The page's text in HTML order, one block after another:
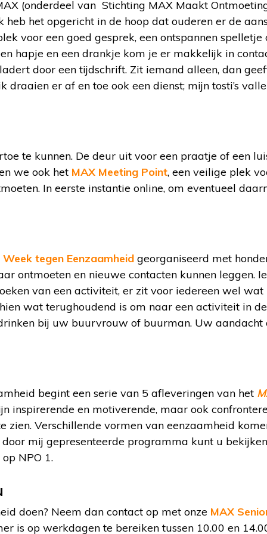
(onderdeel van Stichting MAX Maakt
het opgericht in de hoop dat ouderen er de
voor een goed gesprek, een ontspannen spelletje
hapje en een drankje kom je er makkelijk in
door een tijdschrift. Zit iemand alleen, dan
er af en toe ook een dienst; mijn tosti’s
te kunnen. De deur uit voor een praatje of een
we ook het MAX Meeting Point, een veilige plek
In eerste instantie online, om eventueel
Week tegen Eenzaamheid georganiseerd met
ontmoeten en nieuwe contacten kunnen leggen.
van een activiteit, er zit voor iedereen wel wat
wat terughoudend is om naar een activiteit in
bij uw buurvrouw of buurman. Uw aandacht
begint een serie van 5 afleveringen van het
inspirerende en motiverende, maar ook
zien. Verschillende vormen van eenzaamheid
mij gepresenteerde programma kunt u
NPO 1.
doen? Neem dan contact op met onze MAX
is op werkdagen te bereiken tussen 10.00 en